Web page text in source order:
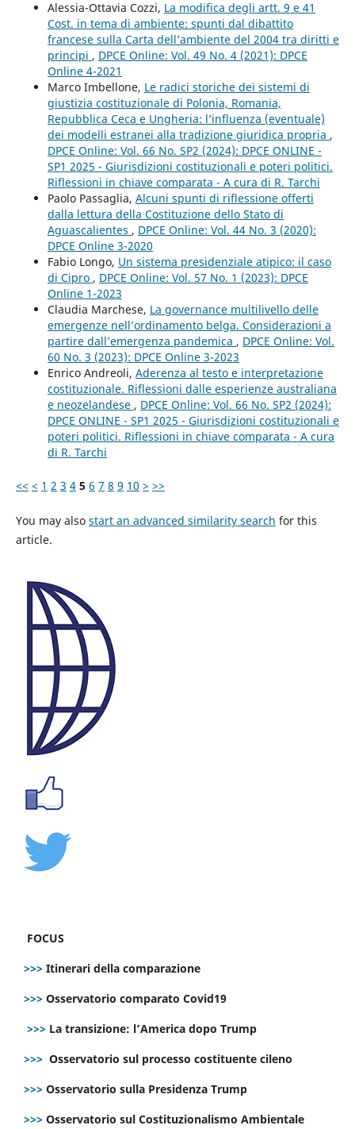
Alessia-Ottavia Cozzi, La modifica degli artt. 9 e 41
Cost. in tema di ambiente: spunti dal dibattito
francese sulla Carta dell’ambiente del 2004 tra diritti e
principi , DPCE Online: Vol. 49 No. 4 (2021): DPCE
Online 4-2021
Marco Imbellone, Le radici storiche dei sistemi di
giustizia costituzionale di Polonia, Romania,
Repubblica Ceca e Ungheria: l’influenza (eventuale)
dei modelli estranei alla tradizione giuridica propria ,
DPCE Online: Vol. 66 No. SP2 (2024): DPCE ONLINE -
SP1 2025 - Giurisdizioni costituzionali e poteri politici.
Riflessioni in chiave comparata - A cura di R. Tarchi
Paolo Passaglia, Alcuni spunti di riflessione offerti
dalla lettura della Costituzione dello Stato di
Aguascalientes , DPCE Online: Vol. 44 No. 3 (2020):
DPCE Online 3-2020
Fabio Longo, Un sistema presidenziale atipico: il caso
di Cipro , DPCE Online: Vol. 57 No. 1 (2023): DPCE
Online 1-2023
Claudia Marchese, La governance multilivello delle
emergenze nell’ordinamento belga. Considerazioni a
partire dall’emergenza pandemica , DPCE Online: Vol.
60 No. 3 (2023): DPCE Online 3-2023
Enrico Andreoli, Aderenza al testo e interpretazione
costituzionale. Riflessioni dalle esperienze australiana
e neozelandese , DPCE Online: Vol. 66 No. SP2 (2024):
DPCE ONLINE - SP1 2025 - Giurisdizioni costituzionali e
poteri politici. Riflessioni in chiave comparata - A cura
di R. Tarchi
<< < 1 2 3 4 5 6 7 8 9 10 > >>
You may also start an advanced similarity search for this
article.
FOCUS
>>> Itinerari della comparazione
>>> Osservatorio comparato Covid19
>>> La transizione: l’America dopo Trump
>>> Osservatorio sul processo costituente cileno
>>> Osservatorio sulla Presidenza Trump
>>> Osservatorio sul Costituzionalismo Ambientale